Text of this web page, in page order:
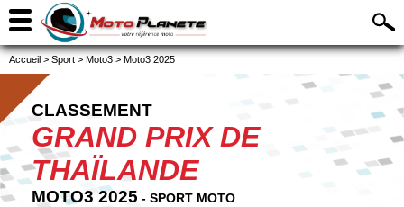
Accueil > Sport > Moto3 > Moto3 2025
CLASSEMENT
GRAND PRIX DE
THAÏLANDE
MOTO3 2025 - SPORT MOTO